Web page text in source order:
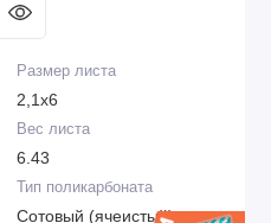
Размер листа
2,1х6
Вес листа
6.43
Тип поликарбоната
Сотовый (ячеистый)